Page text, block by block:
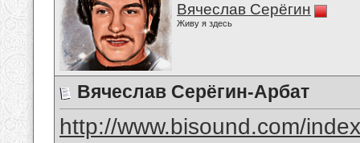
Вячеслав Серёгин
Живу я здесь
Вячеслав Серёгин-Арбат
http://www.bisound.com/